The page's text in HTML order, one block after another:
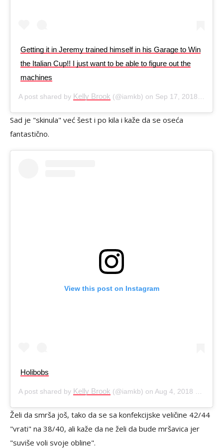
Getting it in Jeremy trained himself in his Garage to Win
the Italian Cup!! I just want to be able to figure out the
machines
A post shared by Kelly Brook (@iamkb) on Sep 17, 2018 at 2:06am PDT
Sad je "skinula" već šest i po kila i kaže da se oseća
fantastično.
View this post on Instagram
Holibobs
A post shared by Kelly Brook (@iamkb) on Aug 4, 2018 at 7:44am PDT
Želi da smrša još, tako da se sa konfekcijske veličine 42/44
"vrati" na 38/40, ali kaže da ne želi da bude mršavica jer
"suviše voli svoje obline".